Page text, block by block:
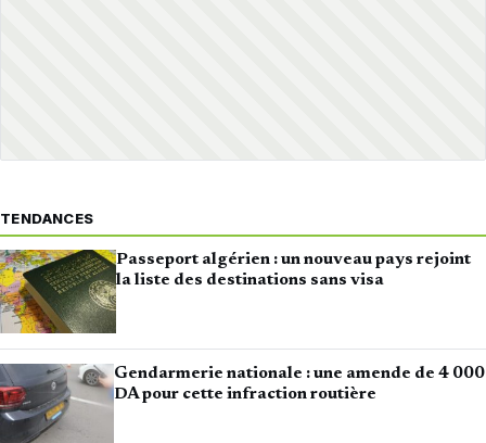
TENDANCES
Passeport algérien : un nouveau pays rejoint
la liste des destinations sans visa
Gendarmerie nationale : une amende de 4 000
DA pour cette infraction routière